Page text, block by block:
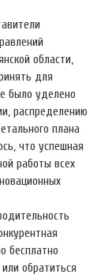
области,
для
было уделено
распределению
плана
что успешная
работы всех
бесплатно
обратиться